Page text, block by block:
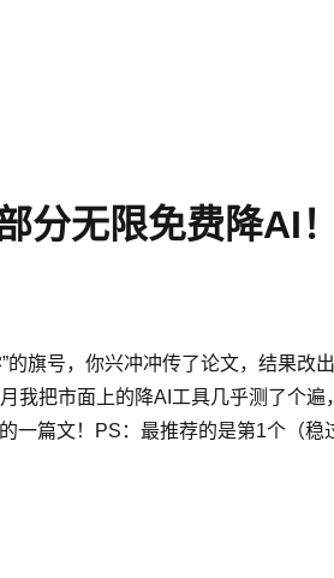
分无限免费降AI
旗号，你兴冲冲传了论文，结果改
把市面上的降AI工具几乎测了个
篇文！PS：最推荐的是第1个（稳